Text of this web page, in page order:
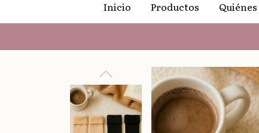
Inicio Productos